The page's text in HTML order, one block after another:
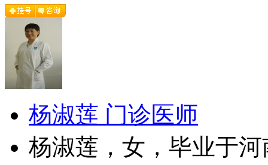
杨淑莲 门诊医师
杨淑莲，女，毕业于